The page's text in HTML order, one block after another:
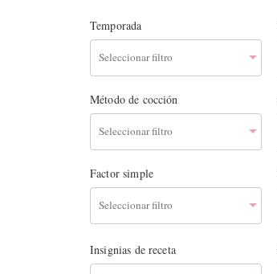
Temporada
Método de cocción
Factor simple
Insignias de receta